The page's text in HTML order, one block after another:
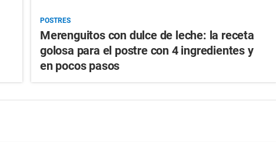
POSTRES
Merenguitos con dulce de leche: la receta
golosa para el postre con 4 ingredientes y
en pocos pasos